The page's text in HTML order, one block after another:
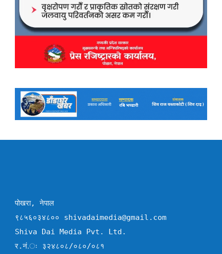
पोखरा, नेपाल
९८५६०३४८०० shivadaimedia@gmail.com
Shiva Dai Media Pvt. Ltd.
र.नं.ः ३२४८०८/०८०/०८१